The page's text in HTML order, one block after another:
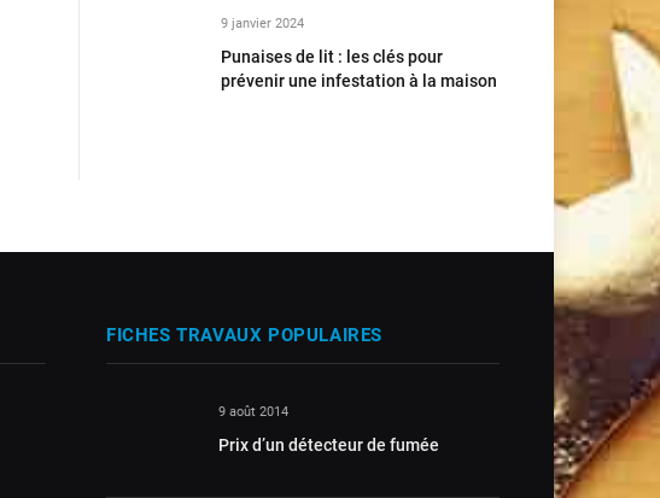
9 janvier 2024
Punaises de lit : les clés pour
prévenir une infestation à la maison
FICHES TRAVAUX POPULAIRES
9 août 2014
Prix d’un détecteur de fumée